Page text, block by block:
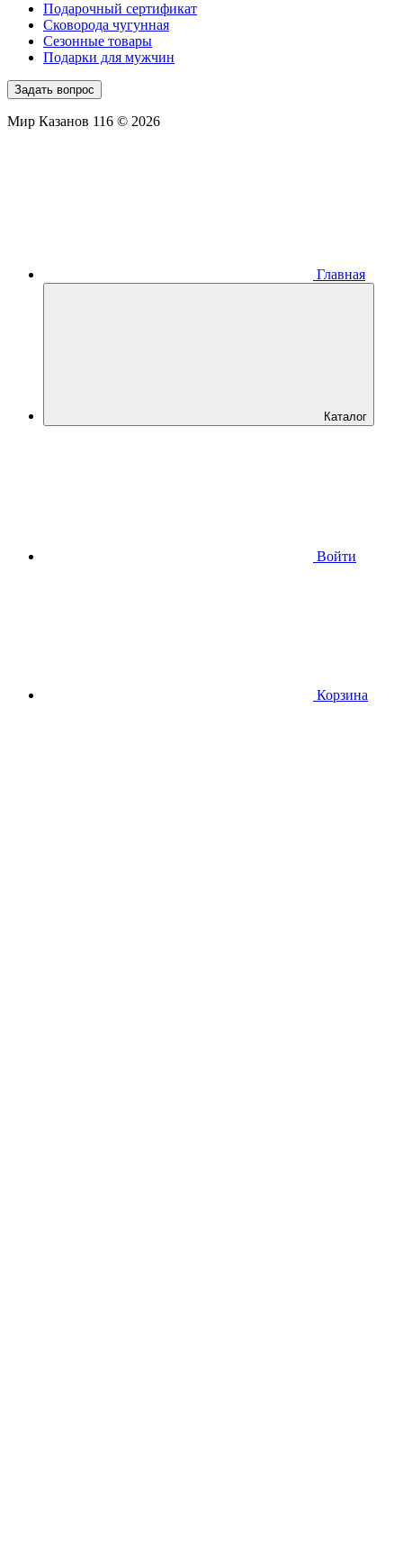
Подарочный сертификат
Сковорода чугунная
Сезонные товары
Подарки для мужчин
Задать вопрос
Мир Казанов 116 © 2026
Главная
Каталог
Войти
Корзина